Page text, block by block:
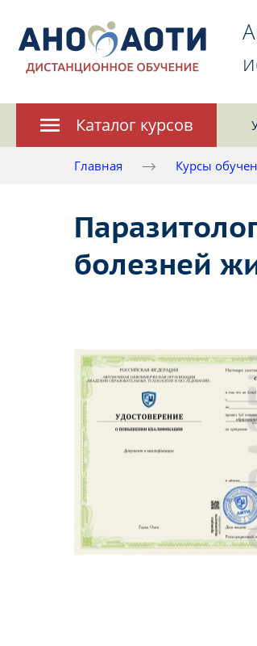
Каталог курсов
Главная Курсы
болезней